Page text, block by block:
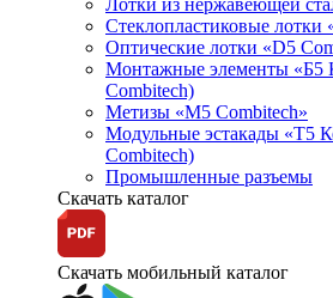
Стеклопластиковые лотки
Оптические лотки «D5
Монтажные элементы «Б5
Combitech)
Метизы «M5 Combitech»
Модульные эстакады «Т5
Combitech)
Промышленные разъемы
Скачать каталог
Скачать мобильный каталог